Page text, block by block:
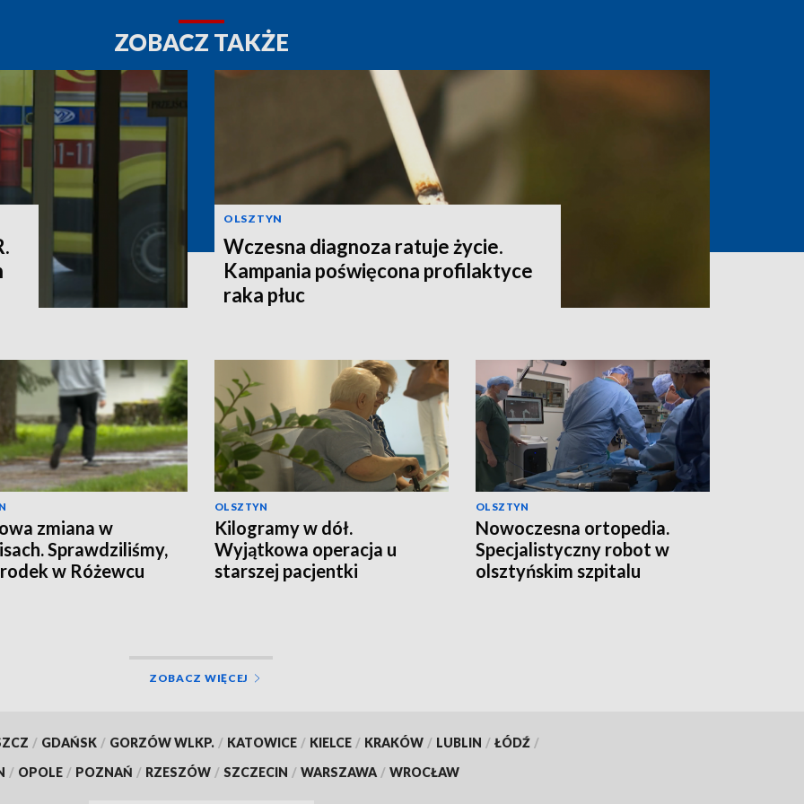
ZOBACZ TAKŻE
OLSZTYN
Wczesna diagnoza ratuje życie.
Kampania poświęcona profilaktyce
raka płuc
zmiana w
Sprawdziliśmy,
w Różewcu
OLSZTYN
Kilogramy w dół.
Wyjątkowa operacja u
starszej pacjentki
OLSZTYN
Nowoczesna ortopedia.
Specjalistyczny robot w
olsztyńskim szpitalu
ZOBACZ WIĘCEJ
/ GDAŃSK / GORZÓW WLKP. / KATOWICE / KIELCE / KRAKÓW / LUBLIN / ŁÓDŹ /
/ OPOLE / POZNAŃ / RZESZÓW / SZCZECIN / WARSZAWA / WROCŁAW